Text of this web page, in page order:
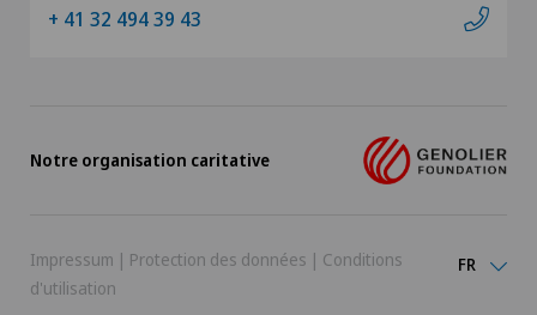
+ 41 32 494 39 43
Notre organisation caritative
Impressum | Protection des données | Conditions
d'utilisation
FR